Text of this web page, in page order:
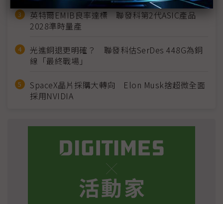
英特爾EMIB良率達標 聯發科第2代ASIC產品
2028準時量產
光進銅退更明確？ 聯發科估SerDes 448G為銅
線「最終戰場」
SpaceX晶片採購大轉向 Elon Musk捨超微全面
採用NVIDIA